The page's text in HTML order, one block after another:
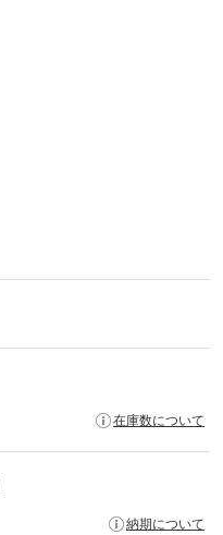
在庫数について
納期について